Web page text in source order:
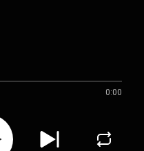
0:00